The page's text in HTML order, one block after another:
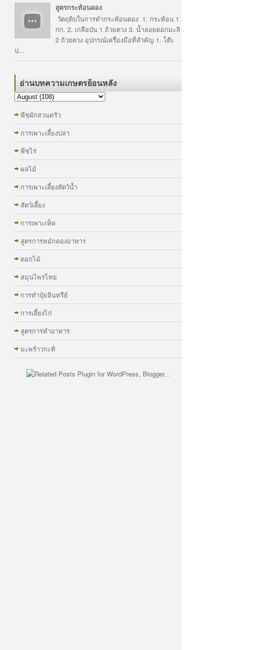
สูตรกระท้อนดอง
วัตถุดิบในการทำกระท้อนดอง 1. กระท้อน 1
กก. 2. เกลือป่น 1 ถ้วยตวง 3. น้ำลอยดอกมะลิ
2 ถ้วยตวง อุปกรณ์เครื่องมือที่สำคัญ 1. โต๊ะ
ป...
อ่านบทความเกษตรย้อนหลัง
พืชผักสวนครัว
การเพาะเลี้ยงปลา
พืชไร่
ผลไม้
การเพาะเลี้ยงสัตว์น้ำ
สัตว์เลี้ยง
การเพาะเห็ด
สูตรการหมักดองอาหาร
ดอกไม้
สมุนไพรไทย
การทําปุ๋ยอินทรีย์
การเลี้ยงไก่
สูตรการทำอาหาร
มะพร้าวกะทิ